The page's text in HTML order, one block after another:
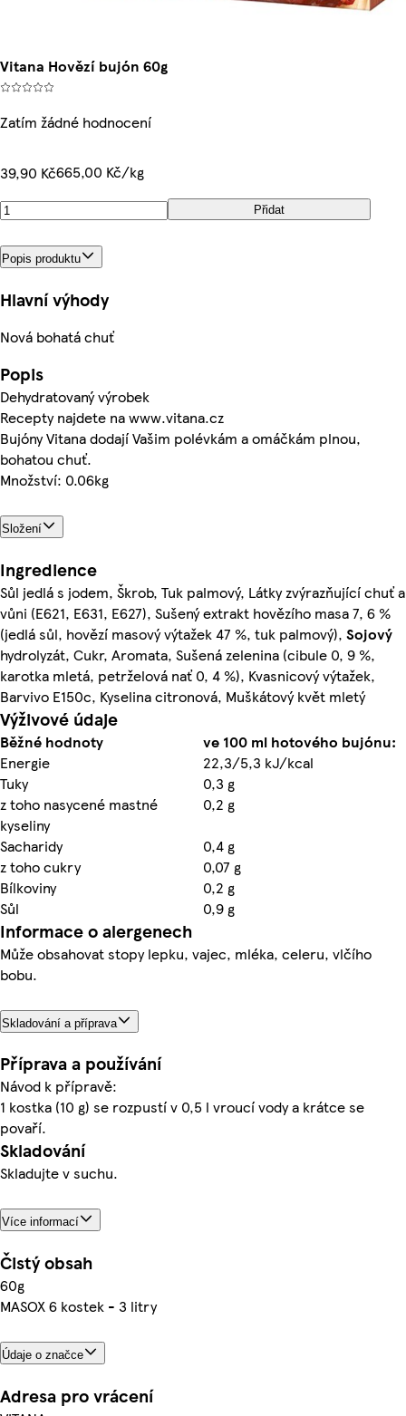
Vitana Hovězí bujón 60g
Zatím žádné hodnocení
39,90 Kč665,00 Kč/kg
Přidat
Popis produktu
Hlavní výhody
Nová bohatá chuť
Popis
Dehydratovaný výrobek
Recepty najdete na www.vitana.cz
Bujóny Vitana dodají Vašim polévkám a omáčkám plnou,
bohatou chuť.
Množství: 0.06kg
Složení
Ingredience
Sůl jedlá s jodem, Škrob, Tuk palmový, Látky zvýrazňující chuť a
vůni (E621, E631, E627), Sušený extrakt hovězího masa 7, 6 %
(jedlá sůl, hovězí masový výtažek 47 %, tuk palmový), Sojový
hydrolyzát, Cukr, Aromata, Sušená zelenina (cibule 0, 9 %,
karotka mletá, petrželová nať 0, 4 %), Kvasnicový výtažek,
Barvivo E150c, Kyselina citronová, Muškátový květ mletý
Výživové údaje
Běžné hodnoty
ve 100 ml hotového bujónu:
Energie
22,3/5,3 kJ/kcal
Tuky
0,3 g
z toho nasycené mastné
kyseliny
0,2 g
Sacharidy
0,4 g
z toho cukry
0,07 g
Bílkoviny
0,2 g
Sůl
0,9 g
Informace o alergenech
Může obsahovat stopy lepku, vajec, mléka, celeru, vlčího
bobu.
Skladování a příprava
Příprava a používání
Návod k přípravě:
1 kostka (10 g) se rozpustí v 0,5 l vroucí vody a krátce se
povaří.
Skladování
Skladujte v suchu.
Více informací
Čistý obsah
60g
MASOX 6 kostek - 3 litry
Údaje o značce
Adresa pro vrácení